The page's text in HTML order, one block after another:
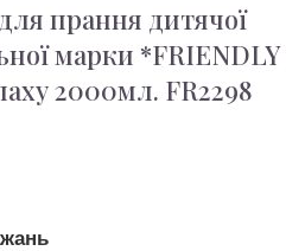
прання дитячої
марки *FRIENDLY
2000мл. FR2298